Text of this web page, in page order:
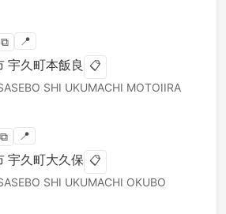
⧉ 📍
宇久町本飯良 📋
SHI UKUMACHI MOTOIIRA
⧉ 📍
宇久町大久保 📋
SHI UKUMACHI OKUBO